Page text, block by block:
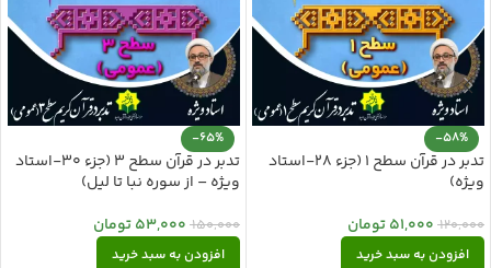
-58%
تدبر در قرآن سطح 1 (جزء 28-استاد
ویژه)
120,000
51,000تومان
افزودن به سبد خرید
-65%
تدبر در قرآن سطح 3 (جزء 30-استاد
ویژه – از سوره نبا تا لیل)
150,000
53,000تومان
افزودن به سبد خرید